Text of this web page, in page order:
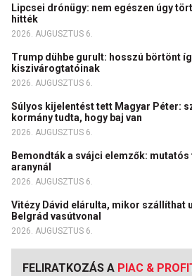
Lipcsei drónügy: nem egészen úgy
hitték
2026. AUGUSZTUS 6.
Trump dühbe gurult: hosszú börtönt
kiszivárogtatóinak
2026. AUGUSZTUS 6.
Súlyos kijelentést tett Magyar Péter:
kormány tudta, hogy baj van
2026. AUGUSZTUS 6.
Bemondták a svájci elemzők:
aranynál
2026. AUGUSZTUS 6.
Vitézy Dávid elárulta, mikor szállíthat
Belgrád vasútvonal
2026. AUGUSZTUS 6.
FELIRATKOZÁS A PIAC &